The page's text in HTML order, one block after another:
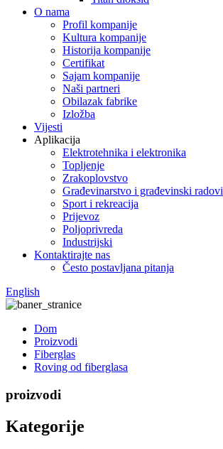
O nama
Profil kompanije
Kultura kompanije
Historija kompanije
Certifikat
Sajam kompanije
Naši partneri
Obilazak fabrike
Izložba
Vijesti
Aplikacija
Elektrotehnika i elektronika
Topljenje
Zrakoplovstvo
Građevinarstvo i građevinski radovi
Sport i rekreacija
Prijevoz
Poljoprivreda
Industrijski
Kontaktirajte nas
Često postavljana pitanja
English
Dom
Proizvodi
Fiberglas
Roving od fiberglasa
proizvodi
Kategorije